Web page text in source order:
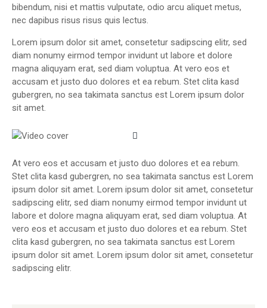
bibendum, nisi et mattis vulputate, odio arcu aliquet metus,
nec dapibus risus risus quis lectus.
Lorem ipsum dolor sit amet, consetetur sadipscing elitr, sed
diam nonumy eirmod tempor invidunt ut labore et dolore
magna aliquyam erat, sed diam voluptua. At vero eos et
accusam et justo duo dolores et ea rebum. Stet clita kasd
gubergren, no sea takimata sanctus est Lorem ipsum dolor
sit amet.
At vero eos et accusam et justo duo dolores et ea rebum.
Stet clita kasd gubergren, no sea takimata sanctus est Lorem
ipsum dolor sit amet. Lorem ipsum dolor sit amet, consetetur
sadipscing elitr, sed diam nonumy eirmod tempor invidunt ut
labore et dolore magna aliquyam erat, sed diam voluptua. At
vero eos et accusam et justo duo dolores et ea rebum. Stet
clita kasd gubergren, no sea takimata sanctus est Lorem
ipsum dolor sit amet. Lorem ipsum dolor sit amet, consetetur
sadipscing elitr.